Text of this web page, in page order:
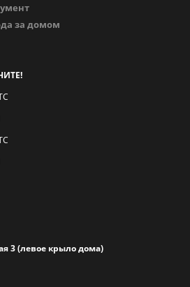
за домом
3 (левое крыло дома)